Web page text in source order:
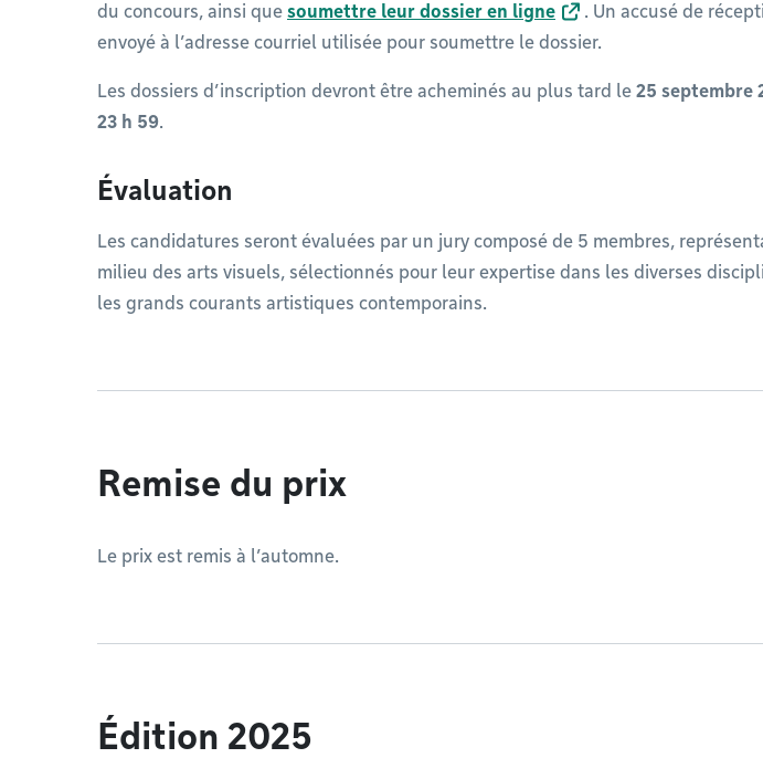
du concours, ainsi que soumettre leur dossier en ligne
. Un accusé de
envoyé à l’adresse courriel utilisée pour soumettre le dossier.
Les dossiers d’inscription devront être acheminés au plus tard le 25 septembre
23 h 59.
Évaluation
Les candidatures seront évaluées par un jury composé de 5 membres,
milieu des arts visuels, sélectionnés pour leur expertise dans les diverses
les grands courants artistiques contemporains.
Remise du prix
Le prix est remis à l’automne.
Édition 2025